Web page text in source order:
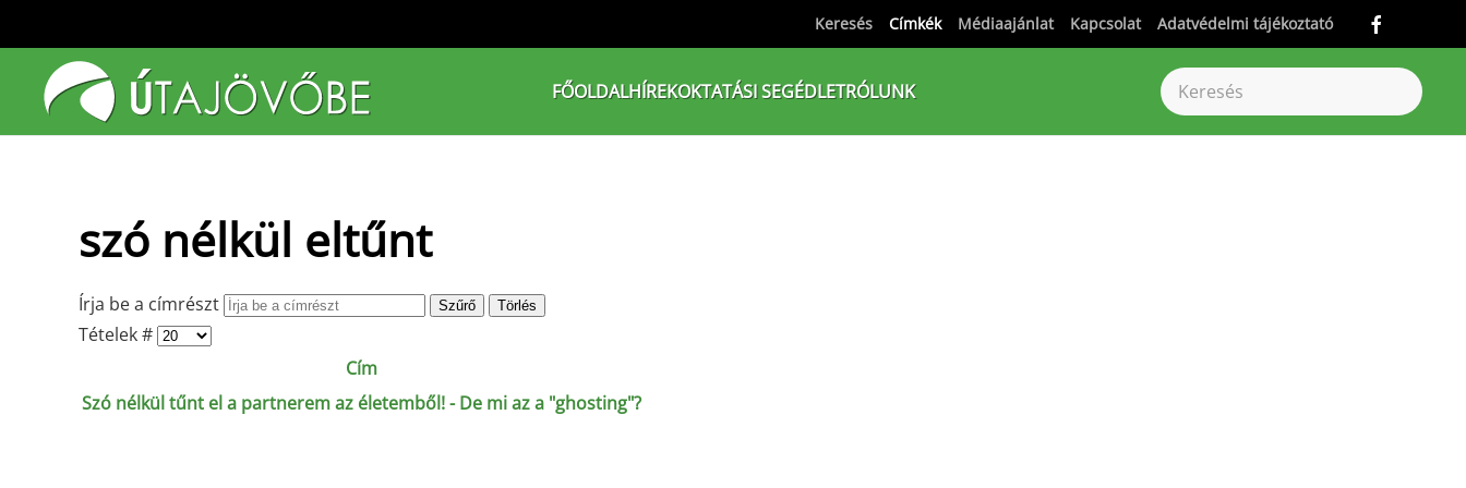
Fő tartalom átugrása
Keresés Címkék Médiaajánlat Kapcsolat Adatvédelmi tájékoztató
FŐOLDALHÍREKOKTATÁSI SEGÉDLETRÓLUNK
szó nélkül eltűnt
Írja be a címrészt Szűrő Törlés
Tételek #
Cím
Szó nélkül tűnt el a partnerem az életemből! - De mi az a "ghosting"?